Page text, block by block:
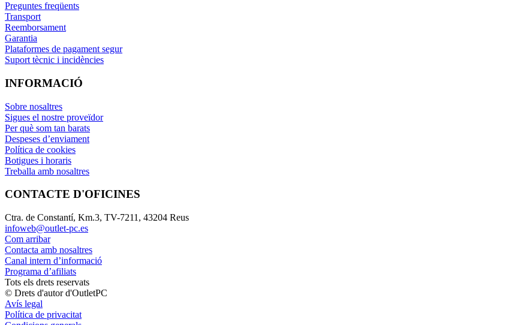
Preguntes freqüents
Transport
Reemborsament
Garantia
Plataformes de pagament segur
Suport tècnic i incidències
INFORMACIÓ
Sobre nosaltres
Sigues el nostre proveïdor
Per què som tan barats
Despeses d’enviament
Política de cookies
Botigues i horaris
Treballa amb nosaltres
CONTACTE D'OFICINES
Ctra. de Constantí, Km.3, TV-7211, 43204 Reus
infoweb@outlet-pc.es
Com arribar
Contacta amb nosaltres
Canal intern d’informació
Programa d’afiliats
Tots els drets reservats
© Drets d'autor d'OutletPC
Avís legal
Política de privacitat